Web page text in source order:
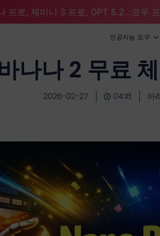
프로, 제미니 3 프로, GPT 5.2...모두
인공지능 도구
나나 2 무료
2026-02-27 04:18 아